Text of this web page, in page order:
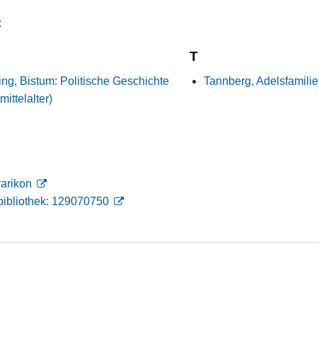
Bistum: Politische Geschichte
T
Tannberg, Adelsfamilie
129070750